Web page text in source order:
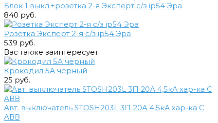
Блок 1 выкл.+розетка 2-я Эксперт с/з ip54 Эра
840 руб.
Розетка Эксперт 2-я с/з ip54 Эра
539 руб.
Вас также заинтересует
Крокодил 5А чёрный
25 руб.
Авт. выключатель STOSH203L 3П 20А 4,5кА хар-ка С
АВВ